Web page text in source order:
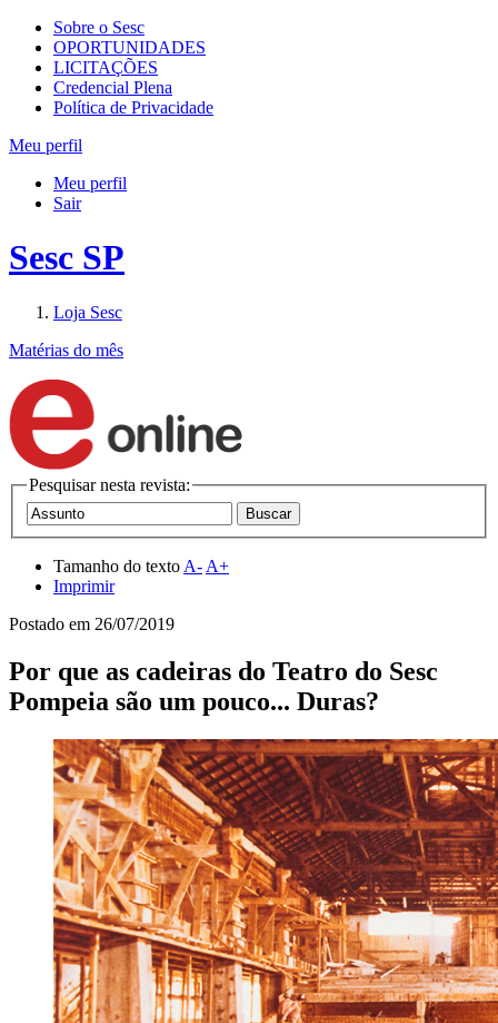
Sobre o Sesc
OPORTUNIDADES
LICITAÇÕES
Credencial Plena
Política de Privacidade
Meu perfil
Meu perfil
Sair
Sesc SP
Loja Sesc
Matérias do mês
Pesquisar nesta revista:
Tamanho do texto A- A+
Imprimir
Postado em 26/07/2019
Por que as cadeiras do Teatro do Sesc
Pompeia são um pouco... Duras?